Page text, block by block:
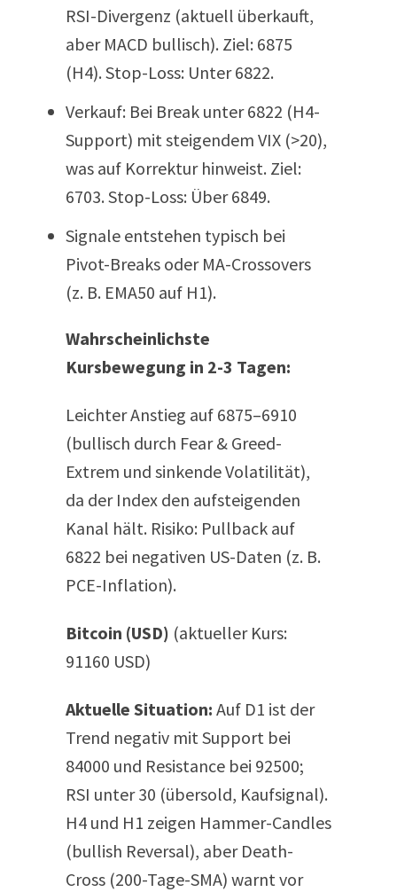
RSI-Divergenz (aktuell überkauft,
aber MACD bullisch). Ziel: 6875
(H4). Stop-Loss: Unter 6822.
Verkauf: Bei Break unter 6822 (H4-
Support) mit steigendem VIX (>20),
was auf Korrektur hinweist. Ziel:
6703. Stop-Loss: Über 6849.
Signale entstehen typisch bei
Pivot-Breaks oder MA-Crossovers
(z. B. EMA50 auf H1).
Wahrscheinlichste
Kursbewegung in 2-3 Tagen:
Leichter Anstieg auf 6875–6910
(bullisch durch Fear & Greed-
Extrem und sinkende Volatilität),
da der Index den aufsteigenden
Kanal hält. Risiko: Pullback auf
6822 bei negativen US-Daten (z. B.
PCE-Inflation).
Bitcoin (USD) (aktueller Kurs:
91160 USD)
Aktuelle Situation: Auf D1 ist der
Trend negativ mit Support bei
84000 und Resistance bei 92500;
RSI unter 30 (übersold, Kaufsignal).
H4 und H1 zeigen Hammer-Candles
(bullish Reversal), aber Death-
Cross (200-Tage-SMA) warnt vor